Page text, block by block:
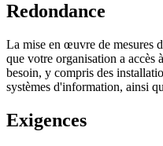
Redondance
La mise en œuvre de mesures
que votre organisation a accès
besoin, y compris des
systèmes d'information, ainsi
Exigences